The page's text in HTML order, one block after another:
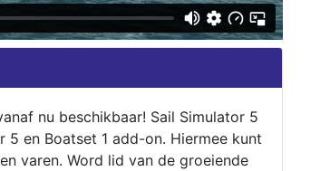
nu beschikbaar! Sail Simulator 5
5 en Boatset 1 add-on. Hiermee kunt
varen. Word lid van de groeiende